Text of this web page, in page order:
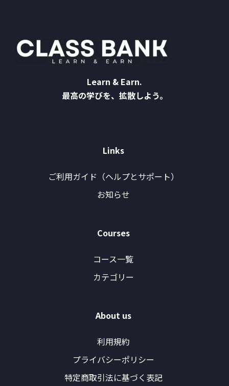
Learn & Earn.
最高の学びを、拡散しよう。
Links
ご利用ガイド（ヘルプとサポート）
お知らせ
Courses
コース一覧
カテゴリー
About us
利用規約
プライバシーポリシー
特定商取引法に基づく表記